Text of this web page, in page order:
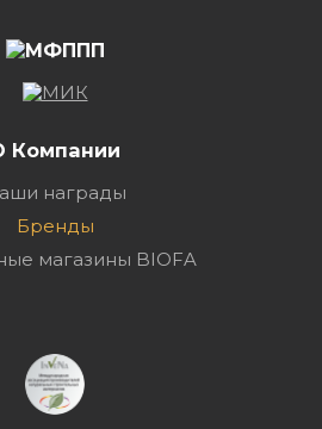
Компании
награды
Бренды
магазины BIOFA